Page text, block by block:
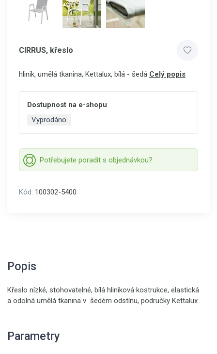
CIRRUS, křeslo
hliník, umělá tkanina, Kettalux, bílá - šedá Celý popis
Dostupnost na e-shopu
Vyprodáno
Potřebujete poradit s objednávkou?
Kód: 100302-5400
Popis
Křeslo nízké, stohovatelné, bílá hliníková kostrukce, elastická
a odolná umělá tkanina v šedém odstínu, područky Kettalux
Parametry